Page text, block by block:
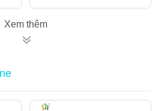
Xem thêm